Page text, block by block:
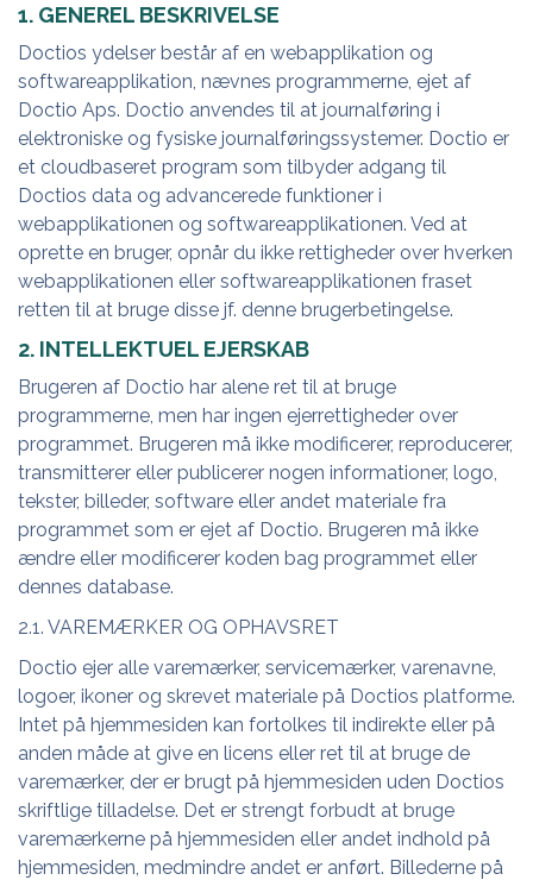
1. GENEREL BESKRIVELSE
Doctios ydelser består af en webapplikation og
softwareapplikation, nævnes programmerne, ejet af
Doctio Aps. Doctio anvendes til at journalføring i
elektroniske og fysiske journalføringssystemer. Doctio er
et cloudbaseret program som tilbyder adgang til
Doctios data og advancerede funktioner i
webapplikationen og softwareapplikationen. Ved at
oprette en bruger, opnår du ikke rettigheder over hverken
webapplikationen eller softwareapplikationen fraset
retten til at bruge disse jf. denne brugerbetingelse.
2. INTELLEKTUEL EJERSKAB
Brugeren af Doctio har alene ret til at bruge
programmerne, men har ingen ejerrettigheder over
programmet. Brugeren må ikke modificerer, reproducerer,
transmitterer eller publicerer nogen informationer, logo,
tekster, billeder, software eller andet materiale fra
programmet som er ejet af Doctio. Brugeren må ikke
ændre eller modificerer koden bag programmet eller
dennes database.
2.1. VAREMÆRKER OG OPHAVSRET
Doctio ejer alle varemærker, servicemærker, varenavne,
logoer, ikoner og skrevet materiale på Doctios platforme.
Intet på hjemmesiden kan fortolkes til indirekte eller på
anden måde at give en licens eller ret til at bruge de
varemærker, der er brugt på hjemmesiden uden Doctios
skriftlige tilladelse. Det er strengt forbudt at bruge
varemærkerne på hjemmesiden eller andet indhold på
hjemmesiden, medmindre andet er anført. Billederne på